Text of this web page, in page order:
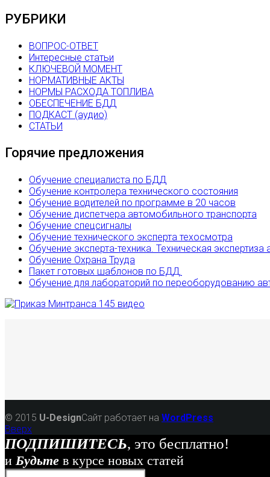
РУБРИКИ
ВОПРОС-ОТВЕТ
Интересные статьи
КЛЮЧЕВОЙ МОМЕНТ
НОРМАТИВНЫЕ АКТЫ
НОРМЫ РАСХОДА ТОПЛИВА
ОБЕСПЕЧЕНИЕ БДД
ПОДКАСТ (аудио)
СТАТЬИ
Горячие предложения
Обучение специалиста по БДД
Обучение контролера технического состояния
Обучение водителей по программе в 20 часов
Обучение диспетчера автомобильного транспорта
Обучение спецсигналы
Обучение технического эксперта техосмотра
Обучение эксперта-техника. Техническая экспертиза
Обучение Охрана Труда
Пакет готовых шаблонов по БДД.
Обучение для лабораторий по переоборудованию
© 2015 U-DesignСайт работает на WordPress
Вверх
ПОДПИШИТЕСЬ, это бесплатно!
и Будьте в курсе новых статей